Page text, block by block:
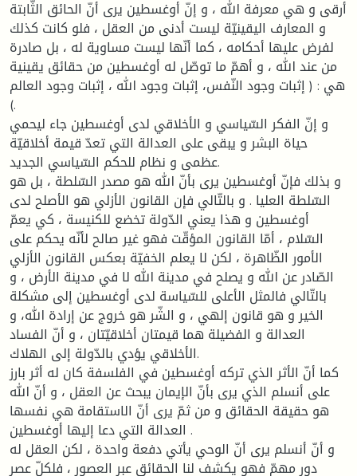
أرقى و هي معرفة الله ، و إنّ أوغسطين يرى أنّ الحائق الثّابتة
و المعارف اليقينيّة ليست أدنى من العقل ، فلو كانت كذلك
لفرض عليها أحكامه ، كما أنّها ليست مساوية له ، بل صادرة
من عند الله ، و أهمّ ما توصّل له أوغسطين من حقائق يقينية
هي : ( إثبات وجود النّفس، إثبات وجود الله ، إثبات وجود العالم
).
و إنّ الفكر السّياسي و الأخلاقي لدى أوغسطين جاء ليحمي
حياة البشر و يبقى على العدالة التي تعدّ قيمة أخلاقيّة
عظمى و نظام للحكم السّياسي الجديد.
و بذلك فإنّ أوغسطين يرى بأنّ الله هو مصدر السّلطة ، بل هو
السّلطة العليا . و بالتّالي فإن القانون الأزلي هو الأصلح لدى
أوغسطين و هذا يعني الدّولة تخضع للكنيسة ، كي يعمّ
السّلام ، أمّا القانون المؤقّت فهو غير صالح لأنّه يحكم على
الأمور الظّاهرة ، لكن لا يعلم الخفيّة بعكس القانون الأزلي
الصّادر عن الله و يصلح في مدينة الله لا في مدينة الأرض ، و
بالتّالي فالمثل الأعلى للسّياسة لدى أوغسطين إلى مشكلة
الخير و هو قانون إلهي ، و الشّر هو خروج عن إرادة الله، و
العدالة و الفضيلة هما قيمتان أخلاقيّتان ، و أنّ الفساد
الأخلاقي يؤدي بالدّولة إلى الهلاك.
كما أنّ الأثر الذي تركه أوغسطين في الفلسفة كان له أثر بارز
على أنسلم الذي يرى بأنّ الإيمان يبحث عن العقل ، و أنّ الله
هو حقيقة الحقائق و من ثمّ يرى أنّ الاستقامة هي نفسها
العدالة التي دعا إليها أوغسطين .
و أنّ أنسلم يرى أنّ الوحي يأتي دفعة واحدة ، لكن العقل له
دور مهمّ فهو يكشف لنا الحقائق عبر العصور ، فلكلّ عصر